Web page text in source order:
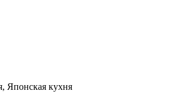
Японская кухня